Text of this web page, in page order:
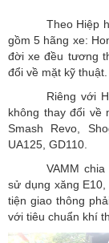
Theo Hiệp
gồm 5 hãng xe:
đời xe đều tương
đổi về mặt kỹ thuật.
Riêng với
không thay đổi về
Smash Revo,
UA125, GD110.
VAMM
sử dụng xăng
tiện giao thông
với tiêu chuẩn khí